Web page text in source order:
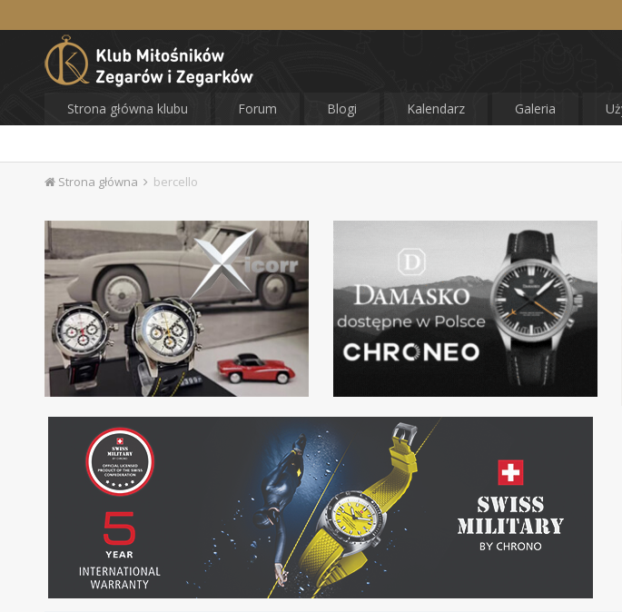
Strona główna klubu Forum Blogi Kalendarz Galeria
Strona główna bercello